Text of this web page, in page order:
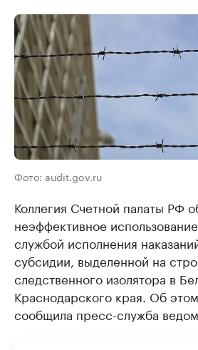
Фото: audit.gov.ru
Коллегия Счетной палаты РФ
неэффективное
службой исполнения
субсидии, выделенной на
следственного изолятора в
Краснодарского края. Об
сообщила пресс-служба